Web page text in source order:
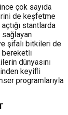
çok sayıda
de keşfetme
stantlarda
şifalı bitkileri de
bereketli
dünyasını
keyifli
programlarıyla